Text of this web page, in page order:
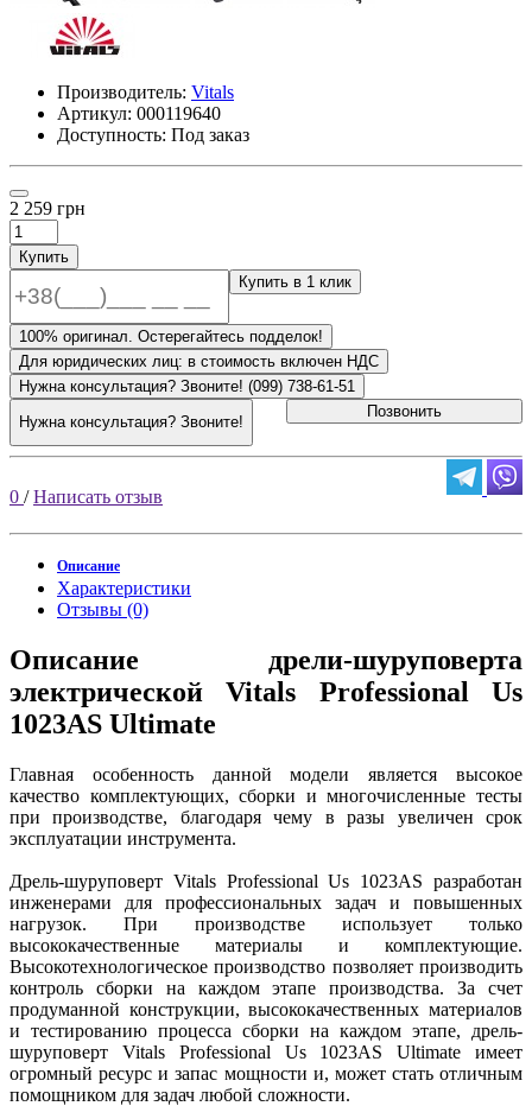
Производитель: Vitals
Артикул: 000119640
Доступность: Под заказ
2 259 грн
Купить
Купить в 1 клик
100% оригинал. Остерегайтесь подделок!
Для юридических лиц: в стоимость включен НДС
Нужна консультация? Звоните! (099) 738-61-51
Нужна консультация? Звоните!
Позвонить
0 /Написать отзыв
Описание
Характеристики
Отзывы (0)
Описание дрели-шуруповерта
электрической Vitals Professional Us
1023AS Ultimate
Главная особенность данной модели является высокое
качество комплектующих, сборки и многочисленные тесты
при производстве, благодаря чему в разы увеличен срок
эксплуатации инструмента.
Дрель-шуруповерт Vitals Professional Us 1023AS разработан
инженерами для профессиональных задач и повышенных
нагрузок. При производстве использует только
высококачественные материалы и комплектующие.
Высокотехнологическое производство позволяет производить
контроль сборки на каждом этапе производства. За счет
продуманной конструкции, высококачественных материалов
и тестированию процесса сборки на каждом этапе, дрель-
шуруповерт Vitals Professional Us 1023AS Ultimate имеет
огромный ресурс и запас мощности и, может стать отличным
помощником для задач любой сложности.